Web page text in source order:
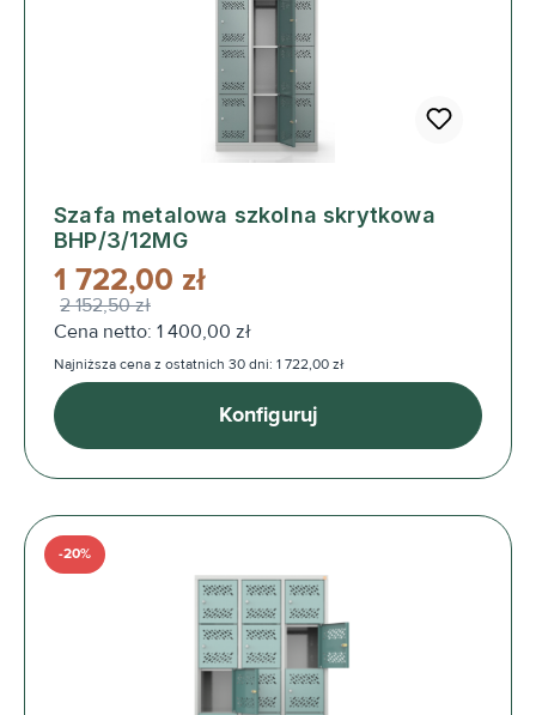
Szafa metalowa szkolna skrytkowa
BHP/3/12MG
1 722,00 zł
2 152,50 zł
Cena netto: 1 400,00 zł
Najniższa cena z ostatnich 30 dni: 1 722,00 zł
Konfiguruj
-20%